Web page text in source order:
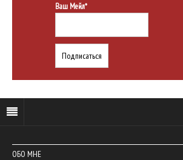
Ваш Мейл*
ОБО МНЕ